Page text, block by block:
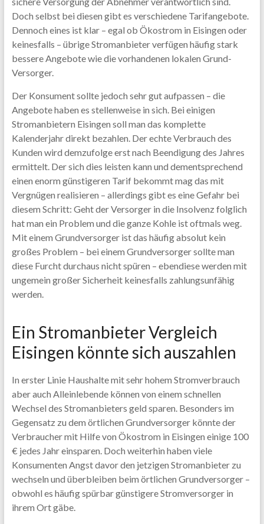
Doch selbst bei diesen gibt es verschiedene Tarifangebote.
Dennoch eines ist klar – egal ob Ökostrom in Eisingen oder
keinesfalls – übrige Stromanbieter verfügen häufig stark
bessere Angebote wie die vorhandenen lokalen Grund-
Versorger.
Der Konsument sollte jedoch sehr gut aufpassen – die
Angebote haben es stellenweise in sich. Bei einigen
Stromanbietern Eisingen soll man das komplette
Kalenderjahr direkt bezahlen. Der echte Verbrauch des
Kunden wird demzufolge erst nach Beendigung des Jahres
ermittelt. Der sich dies leisten kann und dementsprechend
einen enorm günstigeren Tarif bekommt mag das mit
Vergnügen realisieren – allerdings gibt es eine Gefahr bei
diesem Schritt: Geht der Versorger in die Insolvenz folglich
hat man ein Problem und die ganze Kohle ist oftmals weg.
Mit einem Grundversorger ist das häufig absolut kein
großes Problem – bei einem Grundversorger sollte man
diese Furcht durchaus nicht spüren – ebendiese werden mit
ungemein großer Sicherheit keinesfalls zahlungsunfähig
werden.
Ein Stromanbieter Vergleich
Eisingen könnte sich auszahlen
In erster Linie Haushalte mit sehr hohem Stromverbrauch
aber auch Alleinlebende können von einem schnellen
Wechsel des Stromanbieters geld sparen. Besonders im
Gegensatz zu dem örtlichen Grundversorger könnte der
Verbraucher mit Hilfe von Ökostrom in Eisingen einige 100
€ jedes Jahr einsparen. Doch weiterhin haben viele
Konsumenten Angst davor den jetzigen Stromanbieter zu
wechseln und überbleiben beim örtlichen Grundversorger –
obwohl es häufig spürbar günstigere Stromversorger in
ihrem Ort gäbe.